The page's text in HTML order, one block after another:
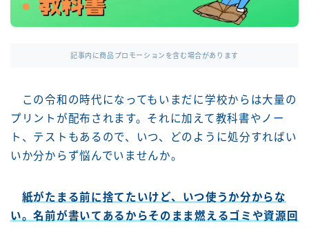
記事内に商品プロモーションを含む場合があります
この令和の時代になってもいまだに学校からは大量の
プリントが配布されます。それに加えて教科書やノー
ト、テストもあるので、いつ、どのように処分すればい
いか分からず悩んでいませんか。
紙がたまる前に捨てたいけど、いつ使うか分からな
い。名前が書いてあるからそのまま燃えるゴミや資源回